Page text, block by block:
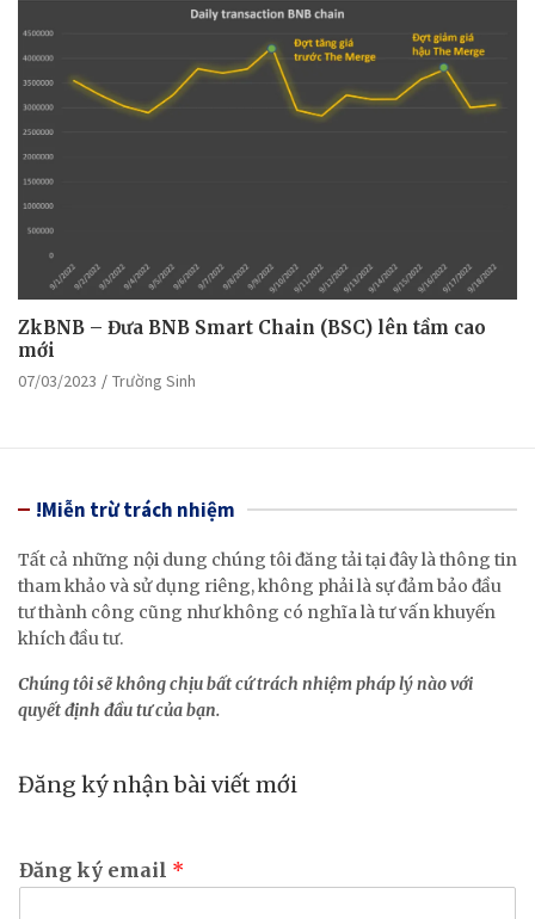
ZkBNB – Đưa BNB Smart Chain (BSC) lên tầm cao
mới
07/03/2023 Trường Sinh
!Miễn trừ trách nhiệm
Tất cả những nội dung chúng tôi đăng tải tại đây là thông tin
tham khảo và sử dụng riêng, không phải là sự đảm bảo đầu
tư thành công cũng như không có nghĩa là tư vấn khuyến
khích đầu tư.
Chúng tôi sẽ không chịu bất cứ trách nhiệm pháp lý nào với
quyết định đầu tư của bạn.
Đăng ký nhận bài viết mới
Đăng ký email *